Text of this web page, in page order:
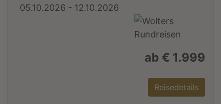
05.10.2026 - 12.10.2026
ab € 1.999
Reisedetails